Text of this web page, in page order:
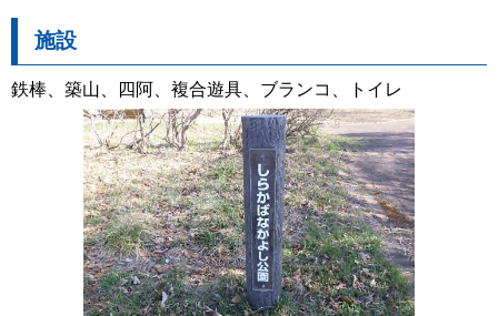
施設
鉄棒、築山、四阿、複合遊具、ブランコ、トイレ